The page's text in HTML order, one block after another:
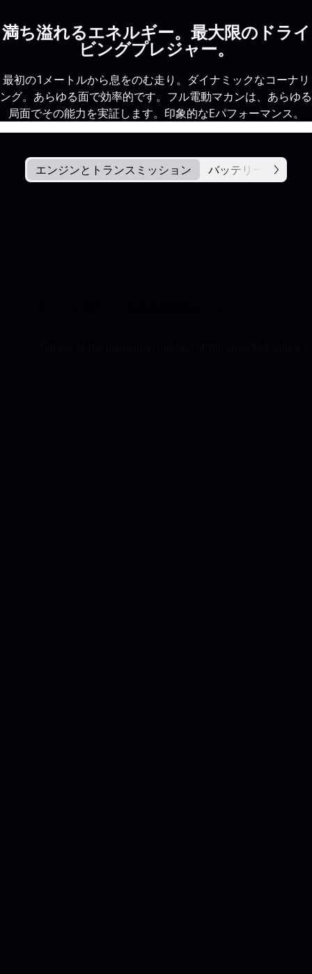
満ち溢れるエネルギー。最大限のドライ
ビングプレジャー。
最初の1メートルから息をのむ走り。ダイナミックなコーナリ
ング。あらゆる面で効率的です。フル電動マカンは、あらゆる
局面でその能力を実証します。印象的なEパフォーマンス。
エンジンとトランスミッション バッテリーと充電